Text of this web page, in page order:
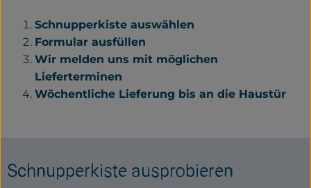
Schnupperkiste auswählen
Formular ausfüllen
Wir melden uns mit möglichen
Lieferterminen
Wöchentliche Lieferung bis an die Haustür
Schnupperkiste ausprobieren